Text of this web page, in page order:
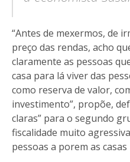
“Antes de mexermos, de
preço das rendas, acho
claramente as pessoas
casa para lá viver das
como reserva de valor,
investimento”, propõe,
claras” para o segundo
fiscalidade muito
pessoas a porem as casas